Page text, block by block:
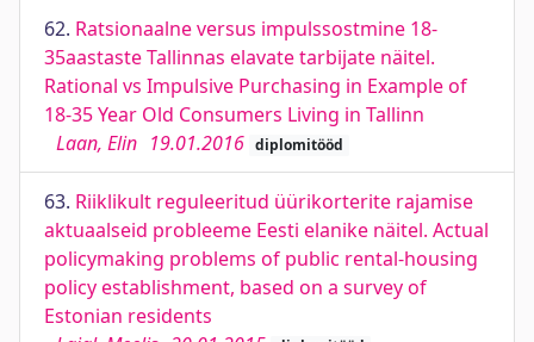
62. Ratsionaalne versus impulssostmine 18-
35aastaste Tallinnas elavate tarbijate näitel.
Rational vs Impulsive Purchasing in Example of
18-35 Year Old Consumers Living in Tallinn
Laan, Elin 19.01.2016 diplomitööd
63. Riiklikult reguleeritud üürikorterite rajamise
aktuaalseid probleeme Eesti elanike näitel. Actual
policymaking problems of public rental-housing
policy establishment, based on a survey of
Estonian residents